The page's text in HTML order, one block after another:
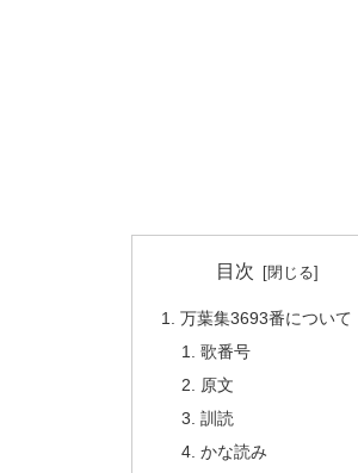
目次
万葉集3693番について
歌番号
原文
訓読
かな読み